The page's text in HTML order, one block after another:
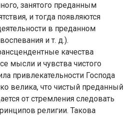
занятого преданным
и тогда появляются
в преданном
и т. д.).
качества
мысли и чувства чистого
привлекательности Господа
велика, что чистый преданный
от стремления следовать
религии. Такова